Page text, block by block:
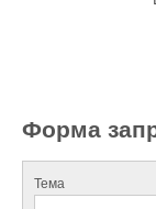
Форма
Тема